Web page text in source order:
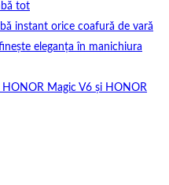
tot
instant orice coafură de vară
eleganța în manichiura
Magic V6 și HONOR